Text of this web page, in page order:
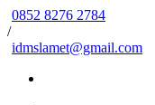
0852 8276 2784
/
idmslamet@gmail.com